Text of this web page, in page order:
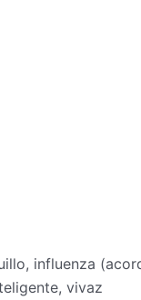
influenza
vivaz